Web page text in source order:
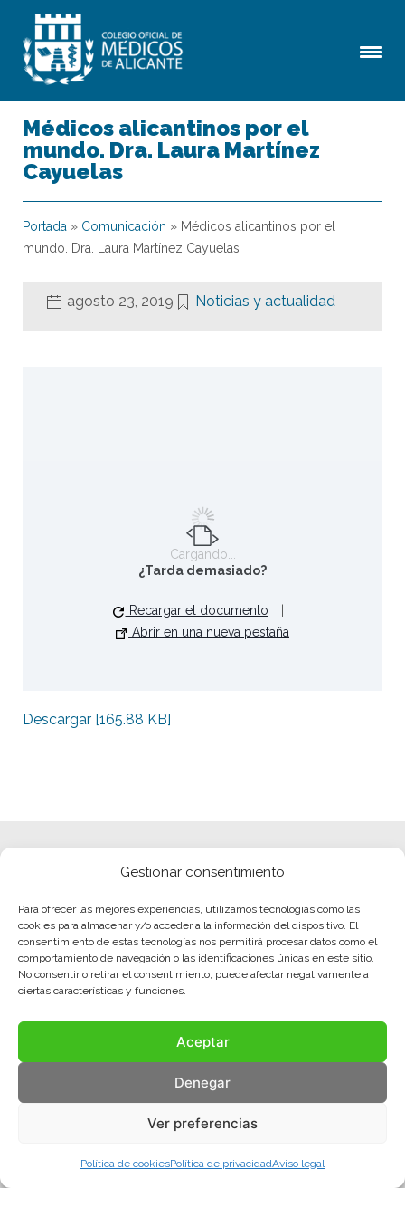
Gestionar consentimiento
Para ofrecer las mejores experiencias, utilizamos tecnologías como las
cookies para almacenar y/o acceder a la información del dispositivo. El
consentimiento de estas tecnologías nos permitirá procesar datos como el
comportamiento de navegación o las identificaciones únicas en este sitio.
No consentir o retirar el consentimiento, puede afectar negativamente a
ciertas características y funciones.
Aceptar
Denegar
Ver preferencias
Política de cookiesPolítica de privacidadAviso legal
Médicos alicantinos por el
mundo. Dra. Laura Martínez
Cayuelas
Portada » Comunicación » Médicos alicantinos por el
mundo. Dra. Laura Martínez Cayuelas
agosto 23, 2019 Noticias y actualidad
Cargando...
¿Tarda demasiado?
Recargar el documento
Abrir en una nueva pestaña
Descargar [165.88 KB]